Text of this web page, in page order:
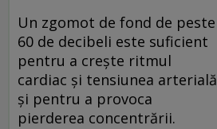
Un zgomot de fond de peste
60 de decibeli este suficient
pentru a crește ritmul
cardiac și tensiunea arterială
și pentru a provoca
pierderea concentrării.